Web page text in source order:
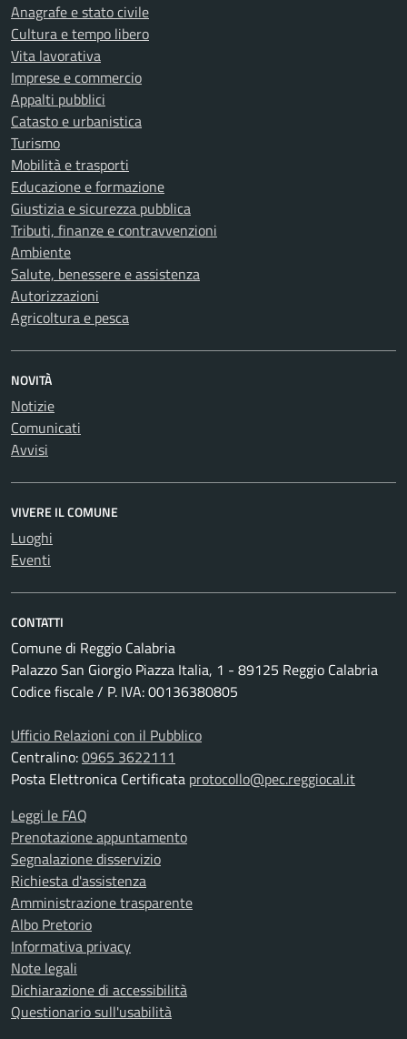
Anagrafe e stato civile
Cultura e tempo libero
Vita lavorativa
Imprese e commercio
Appalti pubblici
Catasto e urbanistica
Turismo
Mobilità e trasporti
Educazione e formazione
Giustizia e sicurezza pubblica
Tributi, finanze e contravvenzioni
Ambiente
Salute, benessere e assistenza
Autorizzazioni
Agricoltura e pesca
NOVITÀ
Notizie
Comunicati
Avvisi
VIVERE IL COMUNE
Luoghi
Eventi
CONTATTI
Comune di Reggio Calabria
Palazzo San Giorgio Piazza Italia, 1 - 89125 Reggio Calabria
Codice fiscale / P. IVA: 00136380805
Ufficio Relazioni con il Pubblico
Centralino:0965 3622111
Posta Elettronica Certificata protocollo@pec.reggiocal.it
Leggi le FAQ
Prenotazione appuntamento
Segnalazione disservizio
Richiesta d'assistenza
Amministrazione trasparente
Albo Pretorio
Informativa privacy
Note legali
Dichiarazione di accessibilità
Questionario sull'usabilità